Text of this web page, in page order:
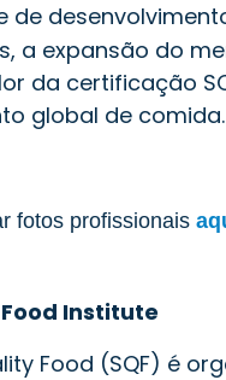
a expansão do
da certificação
global de comida.
fotos profissionais
Institute
Food (SQF) é